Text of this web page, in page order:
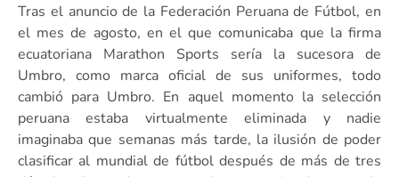
Tras el anuncio de la Federación Peruana de Fútbol, en
el mes de agosto, en el que comunicaba que la firma
ecuatoriana Marathon Sports sería la sucesora de
Umbro, como marca oficial de sus uniformes, todo
cambió para Umbro. En aquel momento la selección
peruana estaba virtualmente eliminada y nadie
imaginaba que semanas más tarde, la ilusión de poder
clasificar al mundial de fútbol después de más de tres